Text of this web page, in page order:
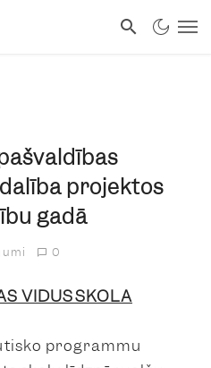
projektos
gadā
0
VIDUSSKOLA
programmu